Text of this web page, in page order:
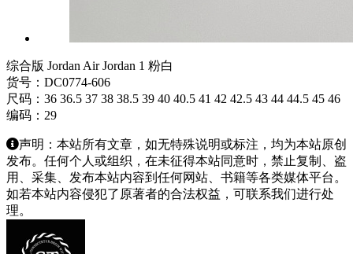
综合版 Jordan Air Jordan 1 粉白
货号：DC0774-606
尺码：36 36.5 37 38 38.5 39 40 40.5 41 42 42.5 43 44 44.5 45 46
编码：29
声明：本站所有文章，如无特殊说明或标注，均为本站原创
发布。任何个人或组织，在未征得本站同意时，禁止复制、盗
用、采集、发布本站内容到任何网站、书籍等各类媒体平台。
如若本站内容侵犯了原著者的合法权益，可联系我们进行处
理。